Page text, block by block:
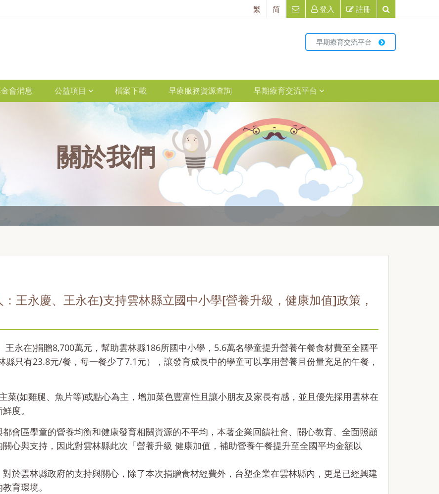
繁 简 登入 註冊
早期療育交流平台
會消息 公益項目 檔案下載 早療服務資源查詢 早期療育交流平台
關於我們
王永慶、王永在)支持雲林縣立國中小學[營養升級，健康加值]政策，
永在)捐贈8,700萬元，幫助雲林縣186所國中小學，5.6萬名學童提升營養午餐食材費至全國平
只有23.8元/餐，每一餐少了7.1元），讓發育成長中的學童可以享用營養且份量充足的午餐，
菜(如雞腿、魚片等)或點心為主，增加菜色豐富性且讓小朋友及家長有感，並且優先採用雲林在
度。
會區學童的營養均衡和健康發育相關資源的不平均，本著企業回饋社會、關心教育、全面照顧
心與支持，因此對雲林縣此次「營養升級 健康加值，補助營養午餐提升至全國平均金額以
於雲林縣政府的支持與關心，除了本次捐贈食材經費外，台塑企業在雲林縣內，更是已經興建
育環境。